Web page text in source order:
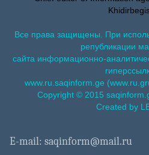
Все права защищены. При
републикации
сайта информационно-
www.ru.saqinform.ge
Copyright © 2015
Created by
E-mail: saqinform@mail.ru